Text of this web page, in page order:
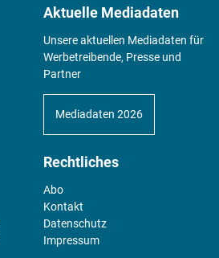
Aktuelle Mediadaten
Unsere aktuellen Mediadaten für
Werbetreibende, Presse und
Partner
Mediadaten 2026
Rechtliches
Abo
Kontakt
Datenschutz
Impressum